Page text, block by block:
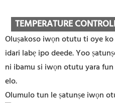
TEMPERATURE
Oluṣakoso iwọn otutu ti oye
idari labẹ ipo deede. Yoo
ni ibamu si iwọn otutu yara
elo.
Olumulo tun le ṣatunṣe iwọn